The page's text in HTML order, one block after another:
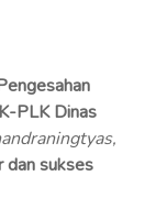
PLK Dinas
dan sukses